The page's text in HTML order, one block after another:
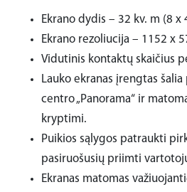
Ekrano dydis – 32 kv. m (8 x
Ekrano rezoliucija – 1152 x
Vidutinis kontaktų skaičius
Lauko ekranas įrengtas
centro „Panorama“ ir
kryptimi.
Puikios sąlygos patraukti
pasiruošusių priimti
Ekranas matomas